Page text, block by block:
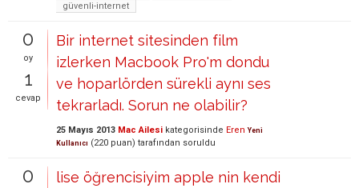
güvenli-internet
0
oy
1
cevap
Bir internet sitesinden film
izlerken Macbook Pro'm dondu
ve hoparlörden sürekli aynı ses
tekrarladı. Sorun ne olabilir?
25 Mayıs 2013 Mac Ailesi kategorisinde Eren Yeni
Kullanıcı (220 puan) tarafından soruldu
0
lise öğrencisiyim apple nin kendi